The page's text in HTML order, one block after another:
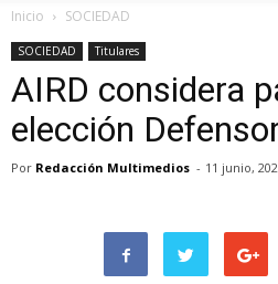
Inicio SOCIEDAD
SOCIEDAD Titulares
AIRD considera
elección
Por Redacción Multimedios - 11 junio,